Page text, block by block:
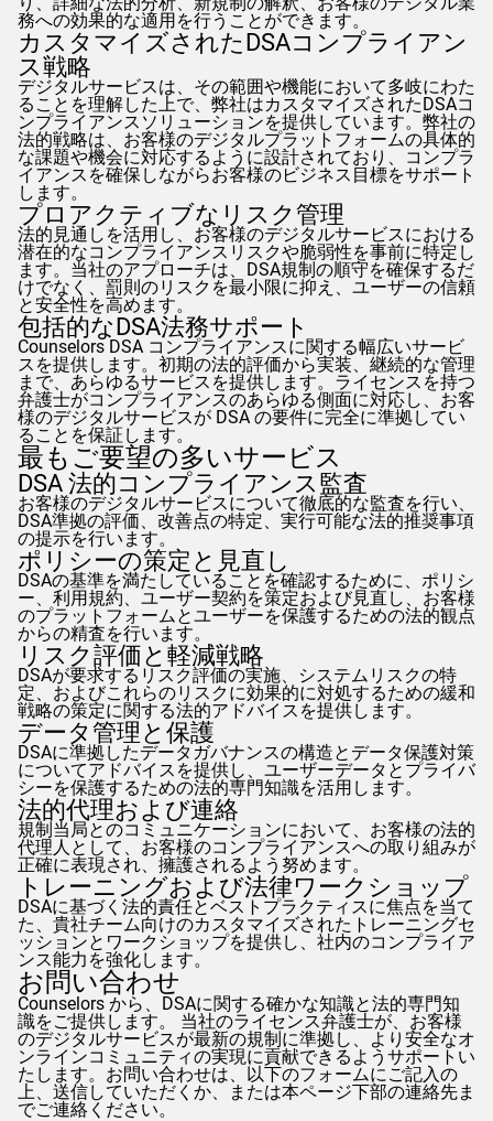
務への効果的な適用を行うことができます。
カスタマイズされたDSAコンプライアン
ス戦略
デジタルサービスは、その範囲や機能において多岐にわた
ることを理解した上で、弊社はカスタマイズされたDSAコ
ンプライアンスソリューションを提供しています。弊社の
法的戦略は、お客様のデジタルプラットフォームの具体的
な課題や機会に対応するように設計されており、コンプラ
イアンスを確保しながらお客様のビジネス目標をサポート
します。
プロアクティブなリスク管理
法的見通しを活用し、お客様のデジタルサービスにおける
潜在的なコンプライアンスリスクや脆弱性を事前に特定し
ます。当社のアプローチは、DSA規制の順守を確保するだ
けでなく、罰則のリスクを最小限に抑え、ユーザーの信頼
と安全性を高めます。
包括的なDSA法務サポート
CounselorsDSA コンプライアンスに関する幅広いサービ
スを提供します。初期の法的評価から実装、継続的な管理
まで、あらゆるサービスを提供します。ライセンスを持つ
弁護士がコンプライアンスのあらゆる側面に対応し、お客
様のデジタルサービスが DSA の要件に完全に準拠してい
ることを保証します。
最もご要望の多いサービス
DSA 法的コンプライアンス監査
お客様のデジタルサービスについて徹底的な監査を行い、
DSA準拠の評価、改善点の特定、実行可能な法的推奨事項
の提示を行います。
ポリシーの策定と見直し
DSAの基準を満たしていることを確認するために、ポリシ
ー、利用規約、ユーザー契約を策定および見直し、お客様
のプラットフォームとユーザーを保護するための法的観点
からの精査を行います。
リスク評価と軽減戦略
DSAが要求するリスク評価の実施、システムリスクの特
定、およびこれらのリスクに効果的に対処するための緩和
戦略の策定に関する法的アドバイスを提供します。
データ管理と保護
DSAに準拠したデータガバナンスの構造とデータ保護対策
についてアドバイスを提供し、ユーザーデータとプライバ
シーを保護するための法的専門知識を活用します。
法的代理および連絡
規制当局とのコミュニケーションにおいて、お客様の法的
代理人として、お客様のコンプライアンスへの取り組みが
正確に表現され、擁護されるよう努めます。
トレーニングおよび法律ワークショップ
DSAに基づく法的責任とベストプラクティスに焦点を当て
た、貴社チーム向けのカスタマイズされたトレーニングセ
ッションとワークショップを提供し、社内のコンプライア
ンス能力を強化します。
お問い合わせ
Counselors から、DSAに関する確かな知識と法的専門知
識をご提供します。 当社のライセンス弁護士が、お客様
のデジタルサービスが最新の規制に準拠し、より安全なオ
ンラインコミュニティの実現に貢献できるようサポートい
たします。お問い合わせは、以下のフォームにご記入の
上、送信していただくか、または本ページ下部の連絡先ま
でご連絡ください。